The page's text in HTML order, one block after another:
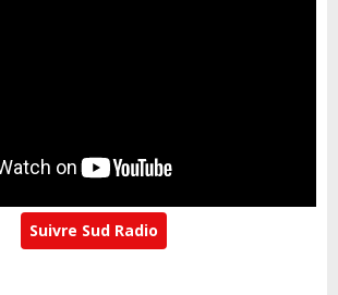
Suivre Sud Radio